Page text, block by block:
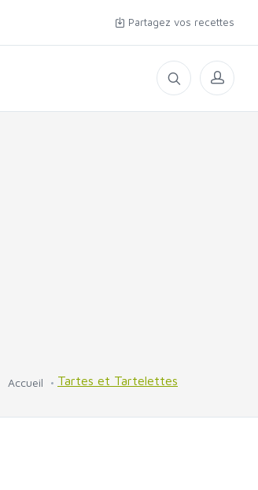
Partagez vos recettes
Accueil Tartes et Tartelettes